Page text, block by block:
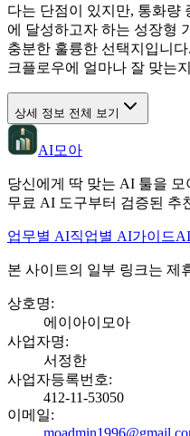
다는 단점이 있지만, 통화량
에 달성하고자 하는 성장형
충분한 훌륭한 선택지입니
크플로우에 얼마나 잘 맞는
상세 정보 전체 보기
AI모아
당신에게 딱 맞는 AI 툴을
무료 AI 도구부터 검증된 추
업무별 AI직업별 AI가이드
본 사이트의 일부 링크는 제
상호명:
에이아이모아
사업자명:
서정한
사업자등록번호:
412-11-53050
이메일: